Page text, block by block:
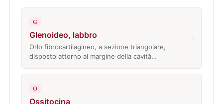
G
Glenoideo, labbro
Orlo fibrocartilagineo, a sezione triangolare,
disposto attorno al margine della cavità…
O
Ossitocina